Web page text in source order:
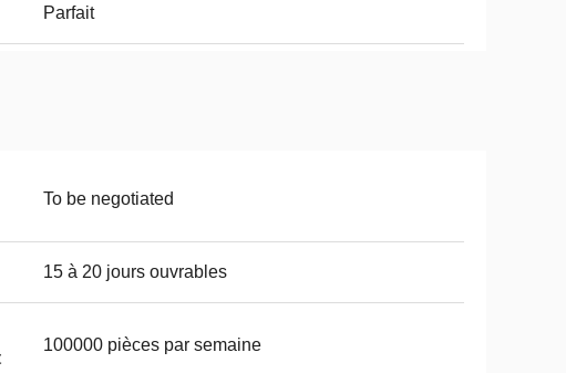
Parfait
To be negotiated
15 à 20 jours ouvrables
100000 pièces par semaine